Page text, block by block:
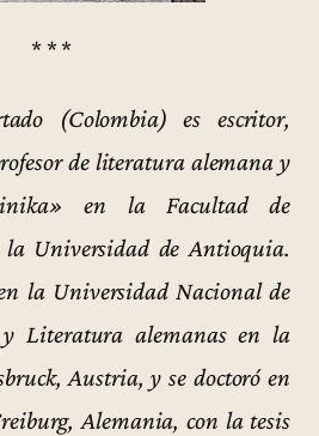
* * *
(Colombia) es escritor,
de literatura alemana y
en la Facultad de
la Universidad de Antioquia.
la Universidad Nacional de
Literatura alemanas en la
Austria, y se doctoró en
Alemania, con la tesis